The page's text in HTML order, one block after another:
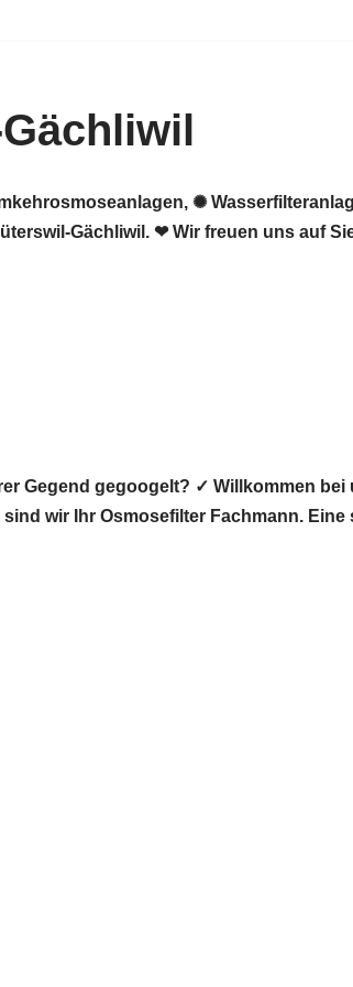
✺
Gächliwil. ❤ Wir freuen uns auf
Gegend gegoogelt? ✓ Willkommen
wir Ihr Osmosefilter Fachmann.